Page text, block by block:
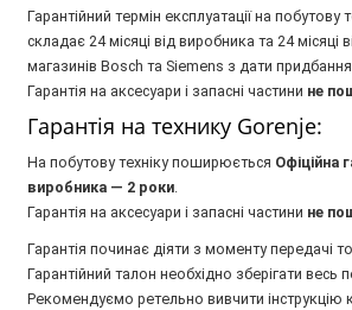
Гарантійний термін експлуатації на побутову
складає 24 місяці від виробника та 24 місяці
магазинів Bosch та Siemens з дати
Гарантія на аксесуари і запасні частини не
Гарантія на технику Gorenje:
На побутову техніку поширюється Oфіційна
виробника — 2 роки.
Гарантія на аксесуари і запасні частини не
Гарантія починає діяти з моменту передачі
Гарантійний талон необхідно зберігати весь
Рекомендуємо ретельно вивчити інструкцію